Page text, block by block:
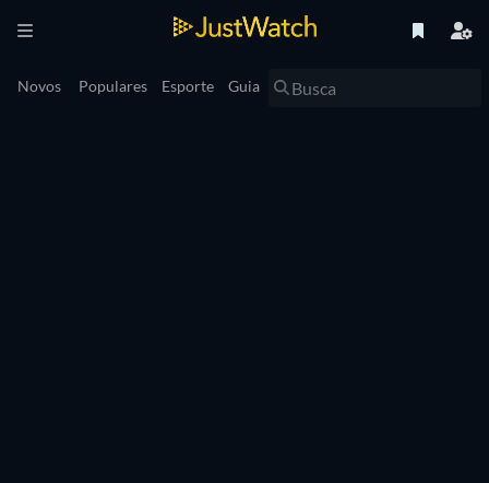
Novos Populares Esporte Guia